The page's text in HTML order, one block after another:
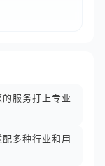
服务打上专业
多种行业和用